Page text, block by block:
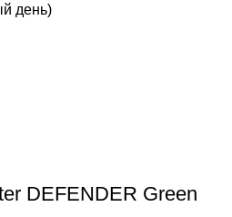
день)
DEFENDER Green